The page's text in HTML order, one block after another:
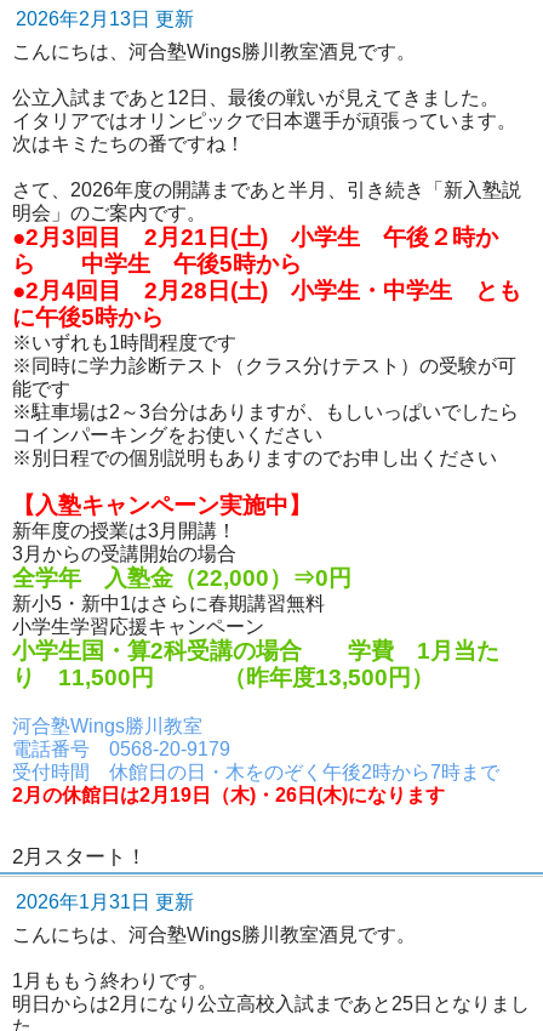
2026年2月13日 更新
こんにちは、河合塾Wings勝川教室酒見です。
公立入試まであと12日、最後の戦いが見えてきました。
イタリアではオリンピックで日本選手が頑張っています。
次はキミたちの番ですね！
さて、2026年度の開講まであと半月、引き続き「新入塾説
明会」のご案内です。
●2月3回目 2月21日(土) 小学生 午後２時か
ら 中学生 午後5時から
●2月4回目 2月28日(土) 小学生・中学生 とも
に午後5時から
※いずれも1時間程度です
※同時に学力診断テスト（クラス分けテスト）の受験が可
能です
※駐車場は2～3台分はありますが、もしいっぱいでしたら
コインパーキングをお使いください
※別日程での個別説明もありますのでお申し出ください
【入塾キャンペーン実施中】
新年度の授業は3月開講！
3月からの受講開始の場合
全学年 入塾金（22,000）⇒0円
新小5・新中1はさらに春期講習無料
小学生学習応援キャンペーン
小学生国・算2科受講の場合 学費 1月当た
り 11,500円 （昨年度13,500円）
河合塾Wings勝川教室
電話番号 0568-20-9179
受付時間 休館日の日・木をのぞく午後2時から7時まで
2月の休館日は2月19日（木)・26日(木)になります
2月スタート！
2026年1月31日 更新
こんにちは、河合塾Wings勝川教室酒見です。
1月ももう終わりです。
明日からは2月になり公立高校入試まであと25日となりまし
た。